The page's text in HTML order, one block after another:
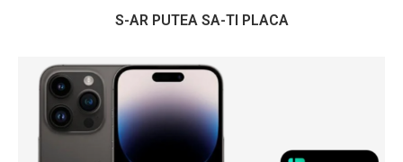
S-AR PUTEA SA-TI PLACA